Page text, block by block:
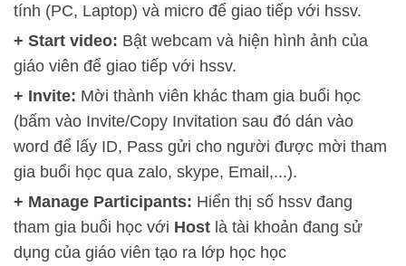
tính (PC, Laptop) và micro để giao tiếp với hssv.
+ Start video: Bật webcam và hiện hình ảnh của
giáo viên để giao tiếp với hssv.
+ Invite: Mời thành viên khác tham gia buổi học
(bấm vào Invite/Copy Invitation sau đó dán vào
word để lấy ID, Pass gửi cho người được mời tham
gia buổi học qua zalo, skype, Email,...).
+ Manage Participants: Hiển thị số hssv đang
tham gia buổi học với Host là tài khoản đang sử
dụng của giáo viên tạo ra lớp học học